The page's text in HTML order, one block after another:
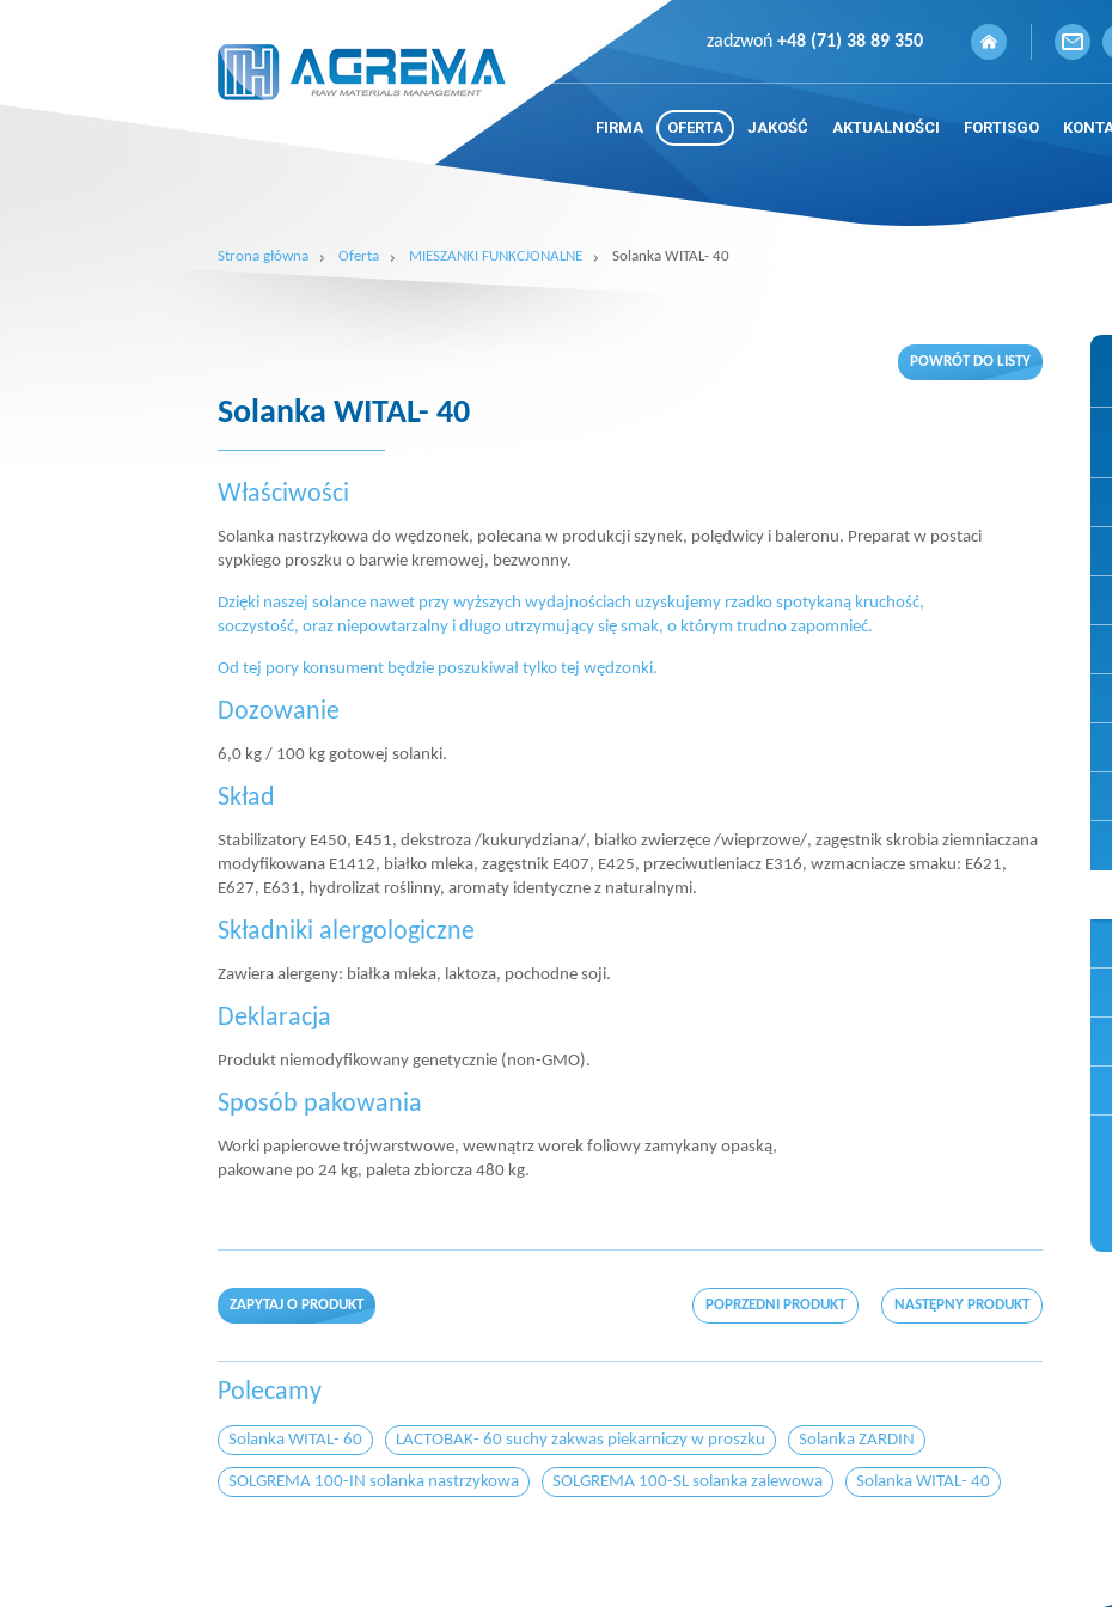
zadzwoń +48 (71) 38 89 350
FIRMA OFERTA JAKOŚĆ AKTUALNOŚCI FORTISGO
Strona główna Oferta MIESZANKI FUNKCJONALNE Solanka WITAL- 40
POWRÓT DO LISTY
Solanka WITAL- 40
Właściwości
Solanka nastrzykowa do wędzonek, polecana w produkcji szynek, polędwicy i baleronu. Preparat w postaci
sypkiego proszku o barwie kremowej, bezwonny.
Dzięki naszej solance nawet przy wyższych wydajnościach uzyskujemy rzadko spotykaną kruchość,
soczystość, oraz niepowtarzalny i długo utrzymujący się smak, o którym trudno zapomnieć.
Od tej pory konsument będzie poszukiwał tylko tej wędzonki.
Dozowanie
6,0 kg / 100 kg gotowej solanki.
Skład
Stabilizatory E450, E451, dekstroza /kukurydziana/, białko zwierzęce /wieprzowe/, zagęstnik skrobia ziemniaczana
modyfikowana E1412, białko mleka, zagęstnik E407, E425, przeciwutleniacz E316, wzmacniacze smaku: E621,
E627, E631, hydrolizat roślinny, aromaty identyczne z naturalnymi.
Składniki alergologiczne
Zawiera alergeny: białka mleka, laktoza, pochodne soji.
Deklaracja
Produkt niemodyfikowany genetycznie (non-GMO).
Sposób pakowania
Worki papierowe trójwarstwowe, wewnątrz worek foliowy zamykany opaską,
pakowane po 24 kg, paleta zbiorcza 480 kg.
ZAPYTAJ O PRODUKT POPRZEDNI PRODUKT NASTĘPNY PRODUKT
Polecamy
Solanka WITAL- 60 LACTOBAK- 60 suchy zakwas piekarniczy w proszku Solanka ZARDIN
SOLGREMA 100-IN solanka nastrzykowa SOLGREMA 100-SL solanka zalewowa Solanka WITAL- 40